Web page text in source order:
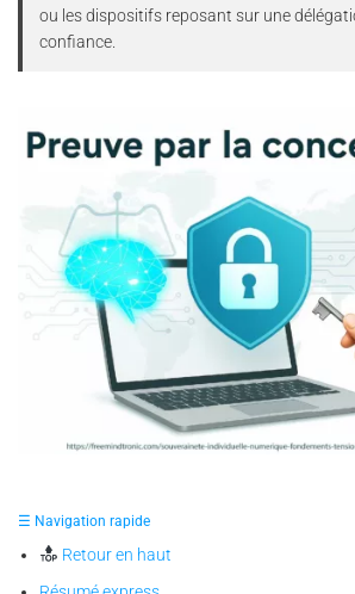
ou les dispositifs reposant sur une
confiance.
cadenas incarnent la preuve par la
prouvée par la maîtrise de ses secrets.
☰ Navigation rapide
Retour en haut